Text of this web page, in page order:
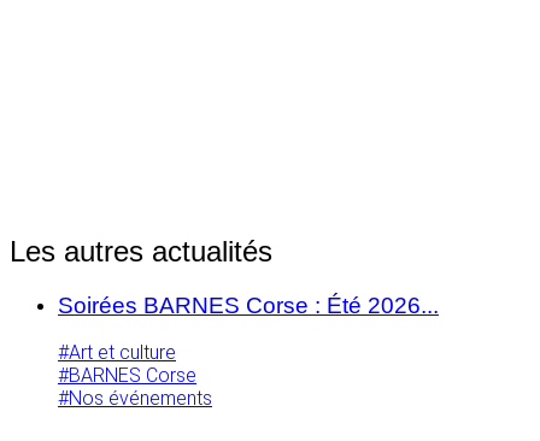
Les autres actualités
Soirées BARNES Corse : Été 2026...
#Art et culture
#BARNES Corse
#Nos événements